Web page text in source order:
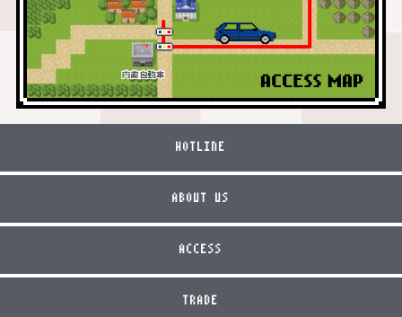
HOTLINE
ABOUT US
ACCESS
TRADE